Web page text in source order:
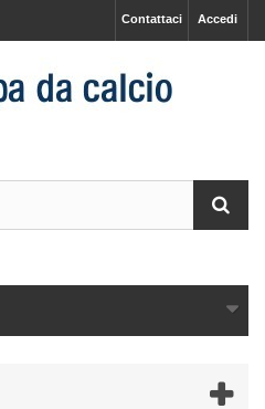
Accedi
Contattaci